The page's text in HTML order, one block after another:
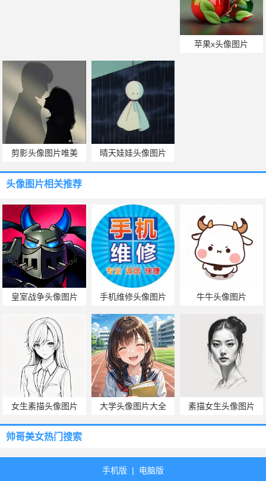
苹果x头像图片
剪影头像图片唯美 晴天娃娃头像图片
头像图片相关推荐
皇室战争头像图片 手机维修头像图片 牛牛头像图片
女生素描头像图片 大学头像图片大全 素描女生头像图片
帅哥美女热门搜索
手机版 | 电脑版